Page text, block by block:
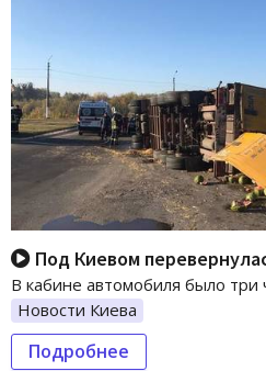
Под Киевом
В кабине автомобиля было три
Новости Киева
Подробнее